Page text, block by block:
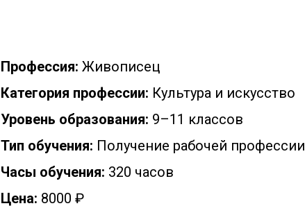
Профессия: Живописец
Категория профессии: Культура и искусство
Уровень образования: 9–11 классов
Тип обучения: Получение рабочей профессии
Часы обучения: 320 часов
Цена: 8000 ₽